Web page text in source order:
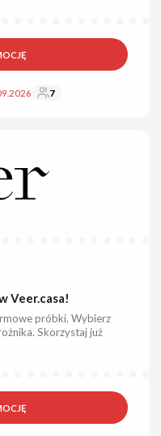
7
Veer.casa!
próbki. Wybierz
Skorzystaj już